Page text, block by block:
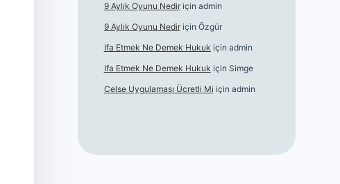
9 Aylık Oyunu Nediriçin admin
9 Aylık Oyunu Nediriçin Özgür
Ifa Etmek Ne Demek Hukuk için admin
Ifa Etmek Ne Demek Hukuk için Simge
Celse Uygulaması Ücretli Mi için admin